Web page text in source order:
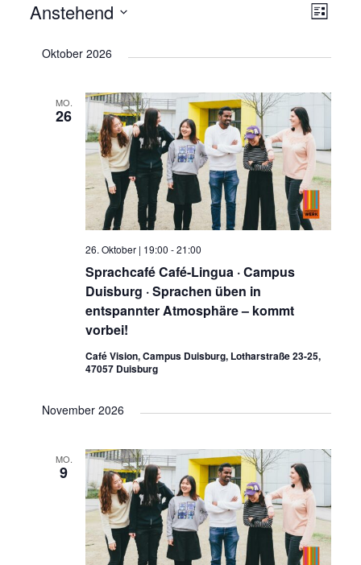
Veranstaltungen Liste
Anstehend
wählen.
Oktober 2026
MO.
26
Sprachcafé Café-Lingua · Campus
Duisburg · Sprachen üben in
entspannter Atmosphäre – kommt
vorbei!
26. Oktober | 19:00 -21:00
Café Vision, Campus Duisburg, Lotharstraße 23-25,
47057 Duisburg
November 2026
MO.
9